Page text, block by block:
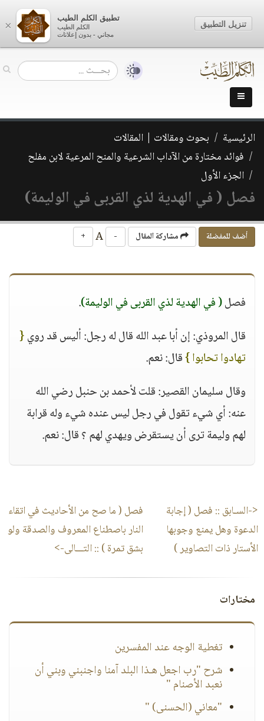
الرئيسية
بحوث ومقالات | المقالات
فوائد مختارة من الآداب الشرعية والمنح المرعية لابن مفلح
الجزء الأول
فصل ( في الهدية لذي القربى في الوليمة)
أضف للمفضلة مشاركة المقال -
+
فصل( في الهدية لذي القربى في الوليمة).
قال المروذي: إن أبا عبد الله قال له رجل: أليس قد روي{
تهادوا تحابوا }قال: نعم.
وقال سليمان القصير: قلت لأحمد بن حنبل رضي الله
عنه: أي شيء تقول في رجل ليس عنده شيء وله قرابة
لهم وليمة ترى أن يستقرض ويهدي لهم ؟ قال: نعم.
<-السـابق :: فصل ( إجابة
الدعوة وهل يمنع وجوبها
الأستار ذات التصاوير )
فصل ( ما صح من الأحاديث في اتقاء
النار باصطناع المعروف والصدقة ولو
بشق تمرة ) :: التـــالى->
مختارات
تغطية الوجه عند المفسرين
شرح "رب اجعل هـذا البلد آمنا واجنبني وبني أن
نعبد الأصنام "
"معاني (الحسنى) "
×
تطبيق الكلم الطيب
الكلم الطيب
مجاني - بدون إعلانات
تنزيل التطبيق